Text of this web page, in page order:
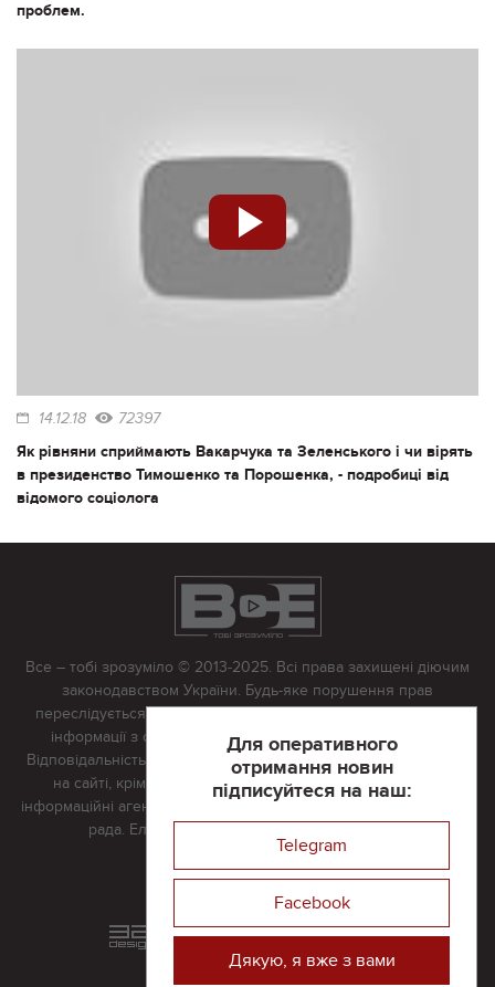
проблем.
14.12.18 72397
Як рівняни сприймають Вакарчука та Зеленського і чи вірять
в президенство Тимошенко та Порошенка, - подробиці від
відомого соціолога
Для оперативного
отримання новин
підписуйтеся на наш:
Telegram
Facebook
Дякую, я вже з вами
Все – тобі зрозуміло © 2013-2025. Всі права захищені діючим
законодавством України. Будь-яке порушення прав
переслідується в судовому порядку. Будь-яке відтворення
інформації з сайту тільки з письмово дозволу редакції.
Відповідальність за достовірність усіх матеріалів, розміщених
на сайті, крім матеріалів, які містять посилання на інші
інформаційні агентства або інтернет-видання, несе редакційна
рада. Електронна пошта:
Реклама на сайті
Розроблений та підтримується